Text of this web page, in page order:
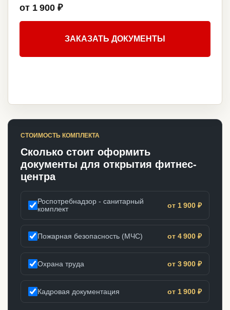
от 1 900 ₽
ЗАКАЗАТЬ ДОКУМЕНТЫ
СТОИМОСТЬ КОМПЛЕКТА
Сколько стоит оформить
документы для открытия фитнес-
центра
Роспотребнадзор - санитарный
комплект
от 1 900 ₽
Пожарная безопасность (МЧС) от 4 900 ₽
Охрана труда от 3 900 ₽
Кадровая документация от 1 900 ₽